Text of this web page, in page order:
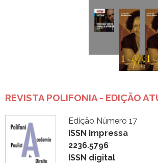
REVISTA POLIFONIA - EDIÇÃO
Edição Número 17
ISSN impressa
2236.5796
ISSN digital